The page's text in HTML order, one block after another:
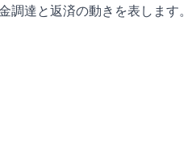
達と返済の動きを表します。